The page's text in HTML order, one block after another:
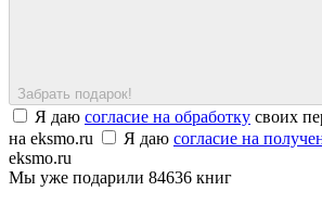
Забрать подарок!
Я даю согласие на обработку своих
на eksmo.ru
Я даю согласие на
eksmo.ru
Мы уже подарили 84636 книг